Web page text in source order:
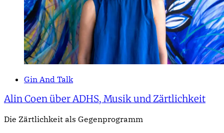
Gin And Talk
Alin Coen über ADHS, Musik und Zärtlichkeit
Die Zärtlichkeit als Gegenprogramm